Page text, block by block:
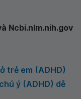
Ncbi.nlm.nih.gov
trẻ em (ADHD)
ý (ADHD) dễ